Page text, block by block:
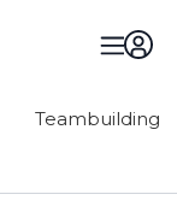
Teambuilding